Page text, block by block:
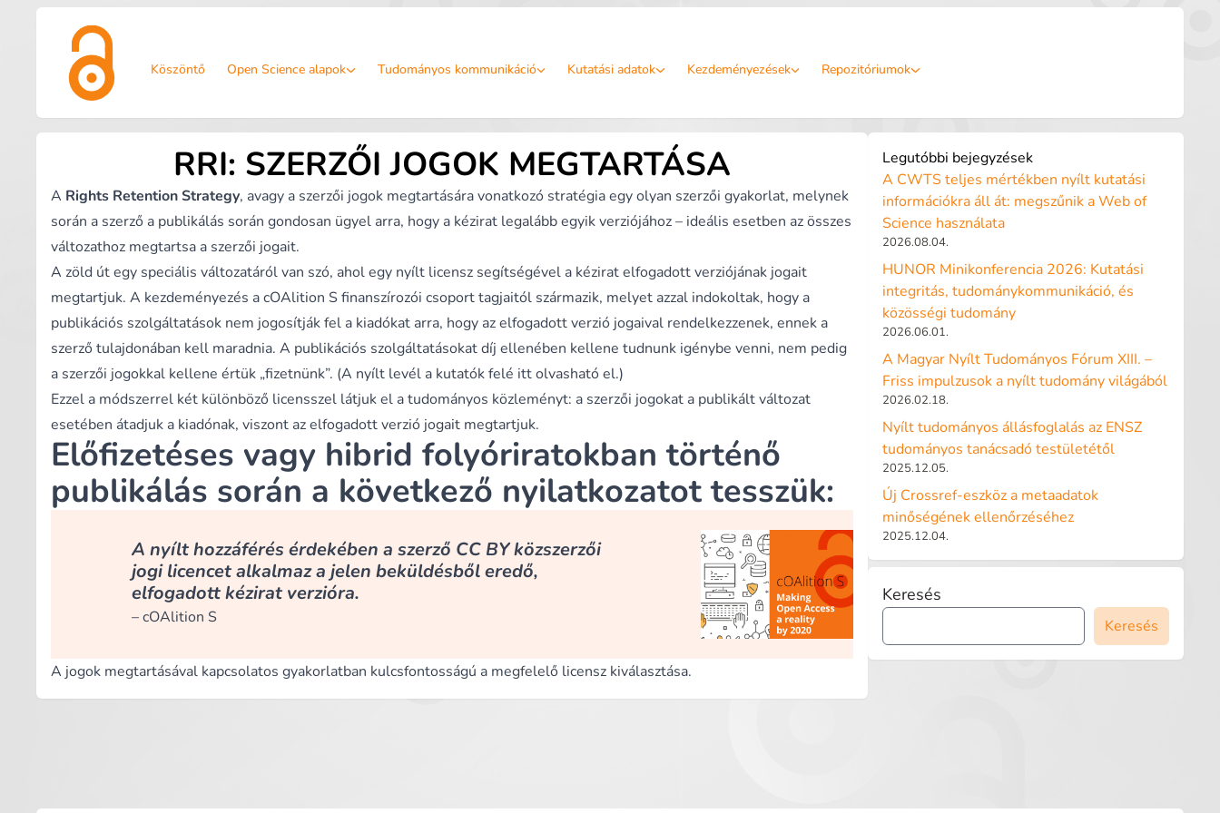
Köszöntő Open Science alapok Tudományos kommunikáció Kutatási adatok Kezdeményezések Repozitóriumok
RRI: SZERZŐI JOGOK MEGTARTÁSA
A Rights Retention Strategy, avagy a szerzői jogok megtartására vonatkozó stratégia egy olyan szerzői gyakorlat, melynek
során a szerző a publikálás során gondosan ügyel arra, hogy a kézirat legalább egyik verziójához – ideális esetben az összes
változathoz megtartsa a szerzői jogait.
A zöld út egy speciális változatáról van szó, ahol egy nyílt licensz segítségével a kézirat elfogadott verziójának jogait
megtartjuk. A kezdeményezés acOAlition Sfinanszírozói csoport tagjaitól származik, melyet azzal indokoltak, hogy a
publikációs szolgáltatások nem jogosítják fel a kiadókat arra, hogy az elfogadott verzió jogaival rendelkezzenek, ennek a
szerző tulajdonában kell maradnia. A publikációs szolgáltatásokat díj ellenében kellene tudnunk igénybe venni, nem pedig
a szerzői jogokkal kellene értük „fizetnünk”. (A nyílt levél a kutatók felé itt olvasható el.)
Ezzel a módszerrel két különböző licensszel látjuk el a tudományos közleményt: a szerzői jogokat a publikált változat
esetében átadjuk a kiadónak, viszont az elfogadott verzió jogait megtartjuk.
Előfizetéses vagy hibrid folyóriratokban történő
publikálás során a következő nyilatkozatot tesszük:
A nyílt hozzáférés érdekében a szerző CC BY közszerzői
jogi licencet alkalmaz a jelen beküldésből eredő,
elfogadott kézirat verzióra.
–cOAlition S
A jogok megtartásával kapcsolatos gyakorlatban kulcsfontosságú a megfelelő licensz kiválasztása.
Legutóbbi bejegyzések
A CWTS teljes mértékben nyílt kutatási
információkra áll át: megszűnik a Web of
Science használata
2026.08.04.
HUNOR Minikonferencia 2026: Kutatási
integritás, tudománykommunikáció, és
közösségi tudomány
2026.06.01.
A Magyar Nyílt Tudományos Fórum XIII. –
Friss impulzusok a nyílt tudomány világából
2026.02.18.
Nyílt tudományos állásfoglalás az ENSZ
tudományos tanácsadó testületétől
2025.12.05.
Új Crossref-eszköz a metaadatok
minőségének ellenőrzéséhez
2025.12.04.
Keresés
Keresés